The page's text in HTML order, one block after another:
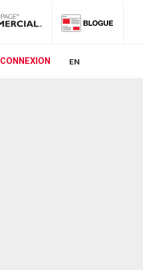
CONNEXION EN